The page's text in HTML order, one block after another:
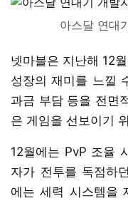
아스달 연대
넷마블은 지난해 12
성장의 재미를 느낄
과금 부담 등을 전면
은 게임을 선보이기
12월에는 PvP 조율
자가 전투를 독점하
에는 세력 시스템을